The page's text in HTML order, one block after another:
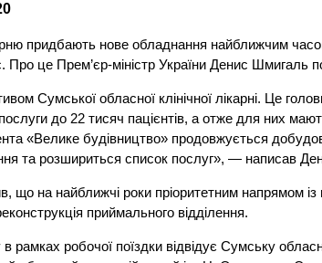
придбають нове обладнання найближчим
Про це Прем’єр-міністр України Денис Шмигаль
Сумської обласної клінічної лікарні. Це
до 22 тисяч пацієнтів, а отже для них
«Велике будівництво» продовжується
та розшириться список послуг», — написав
що на найближчі роки пріоритетним напрямом із
приймального відділення.
робочої поїздки відвідує Сумську